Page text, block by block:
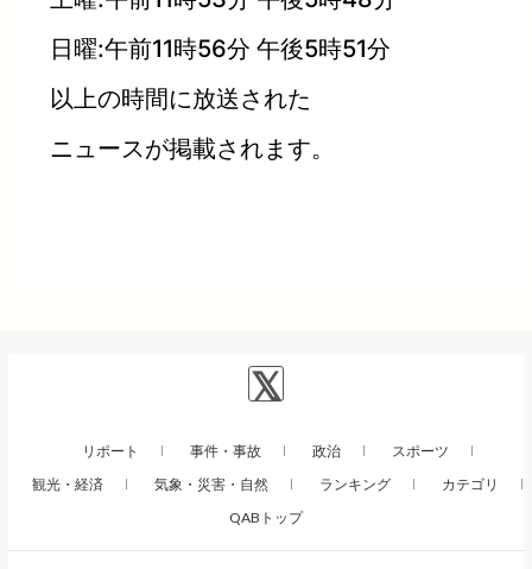
日曜:午前11時56分 午後5時51分
以上の時間に放送された
ニュースが掲載されます。
リポート 事件・事故 政治
スポーツ
観光・経済
気象・災害・自然 ランキング
カテゴリ
QABトップ